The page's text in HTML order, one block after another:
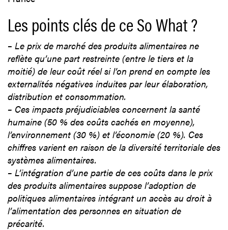
Les points clés de ce So What ?
– Le prix de marché des produits alimentaires ne
reflète qu’une part restreinte (entre le tiers et la
moitié) de leur coût réel si l’on prend en compte les
externalités négatives induites par leur élaboration,
distribution et consommation.
– Ces impacts préjudiciables concernent la santé
humaine (50 % des coûts cachés en moyenne),
l’environnement (30 %) et l’économie (20 %). Ces
chiffres varient en raison de la diversité territoriale des
systèmes alimentaires.
– L’intégration d’une partie de ces coûts dans le prix
des produits alimentaires suppose l’adoption de
politiques alimentaires intégrant un accès au droit à
l’alimentation des personnes en situation de
précarité.